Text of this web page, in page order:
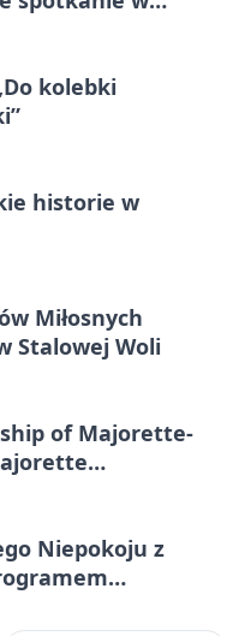
kolebki
historie w
Miłosnych
Stalowej Woli
of Majorette-
Niepokoju z